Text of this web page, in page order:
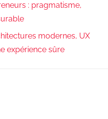
: pragmatisme,
modernes, UX
expérience sûre